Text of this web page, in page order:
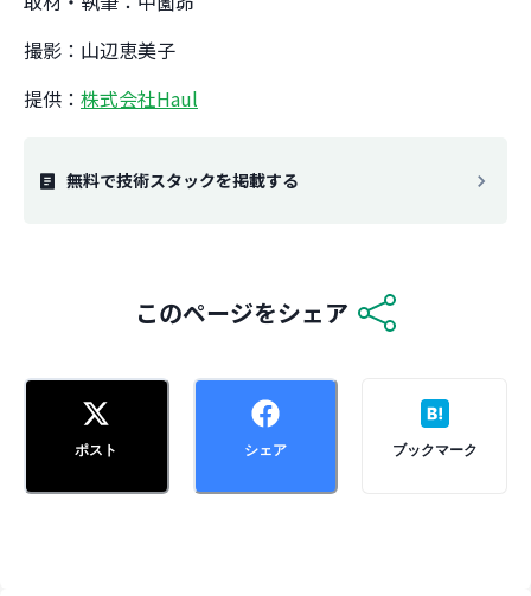
撮影：山辺恵美子
提供： 株式会社Haul
無料で技術スタックを掲載する
このページをシェア
ポスト シェア ブックマーク